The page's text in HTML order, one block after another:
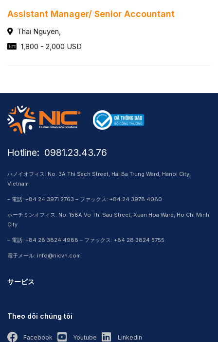
Assistant Manager/ Senior Accountant
Thai Nguyen,
1,800 - 2,000 USD
Hotline: ​ 0981.23.43.76
ハノイオフィス: No. 3A Thi Sach Street, Hai Ba Trung Ward, Hanoi City,
Vietnam
– 電話: +84 24 3971 2763 – ファックス: +84 24 3978 4080
ホーチミンオフィス: No. 158A Vo Thi Sau Street, Xuan Hoa Ward, Ho Chi Minh
City
– 電話: +84 28 3824 4988 – ファックス: +84 28 3824 5755
電子メール: info@nicvn.com
サービス
Theo dõi chúng tôi
Facebook Youtube Linkedin